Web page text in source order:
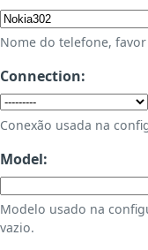
Nome do telefone,
Connection:
Conexão usada na
Model:
Modelo usado na
vazio.